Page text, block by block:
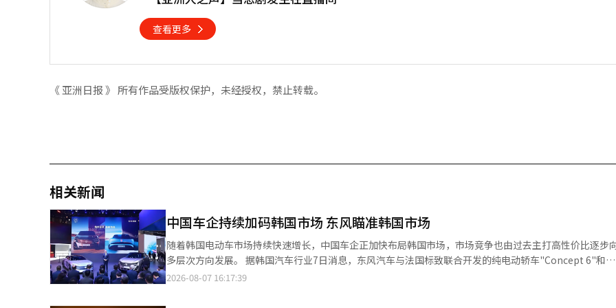
查看更多
《 亚洲日报 》 所有作品受版权保护，未经授权，禁止转载。
相关新闻
中国车企持续加码韩国市场 东风瞄准韩国市场
随着韩国电动车市场持续快速增长，中国车企正加快布局韩国市场，市场竞争也由过去主打高性价比逐步向
多层次方向发展。 据韩国汽车行业7日消息，东风汽车与法国标致联合开发的纯电动轿车"Concept 6"和
SUV"Concept 8"计划进入韩国市场。两款车型基于东风电动车平台打造，并融合标致的设计理念，原本主
2026-08-07 16:17:39